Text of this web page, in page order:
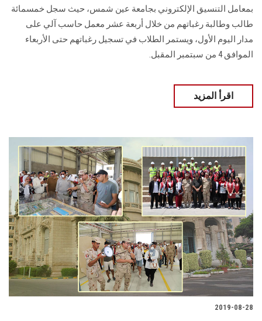
بمعامل التنسيق الإلكتروني بجامعة عين شمس، حيث سجل خمسمائة
طالب وطالبة رغباتهم من خلال أربعة عشر معمل حاسب آلي على
مدار اليوم الأول، ويستمر الطلاب في تسجيل رغباتهم حتى الأربعاء
الموافق 4 من سبتمبر المقبل.
اقرأ المزيد
2019-08-28